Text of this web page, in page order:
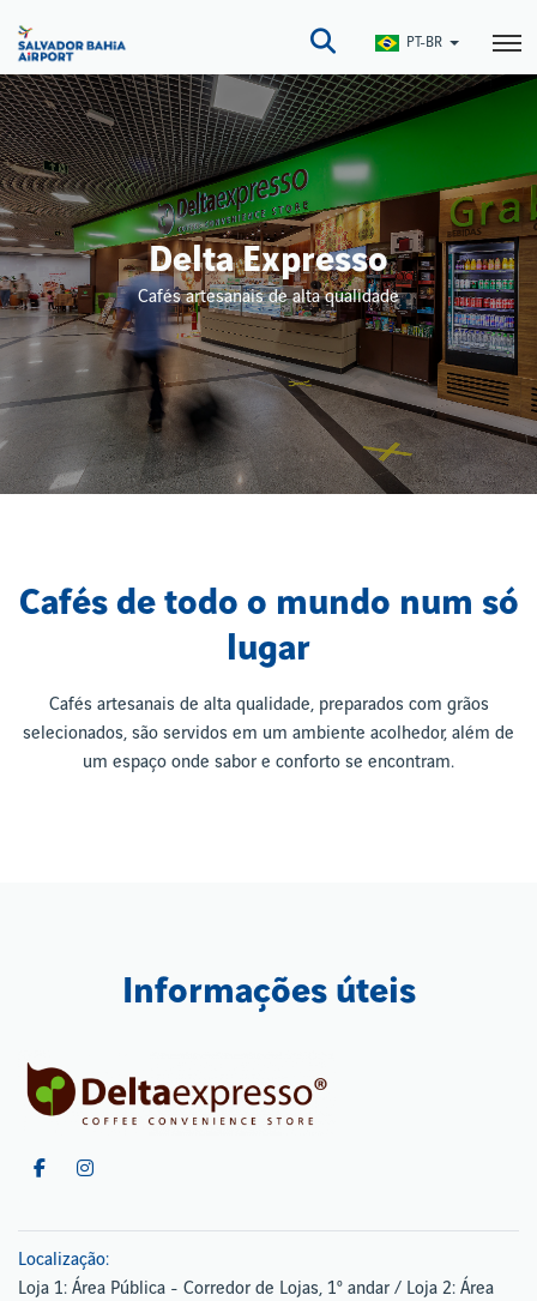
para
o
conteúdo
principal
PT-BR
Delta Expresso
Cafés artesanais de alta qualidade
Cafés de todo o mundo num só
lugar
Cafés artesanais de alta qualidade, preparados com grãos
selecionados, são servidos em um ambiente acolhedor, além de
um espaço onde sabor e conforto se encontram.
Informações úteis
Localização:
Loja 1: Área Pública - Corredor de Lojas, 1º andar / Loja 2: Área